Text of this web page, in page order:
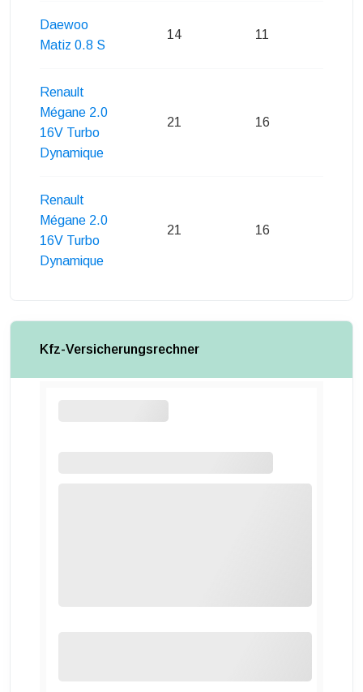
Daewoo
Matiz 0.8 S
14 11
Renault
Mégane 2.0
16V Turbo
Dynamique
21 16
Renault
Mégane 2.0
16V Turbo
Dynamique
21 16
Kfz-Versicherungsrechner